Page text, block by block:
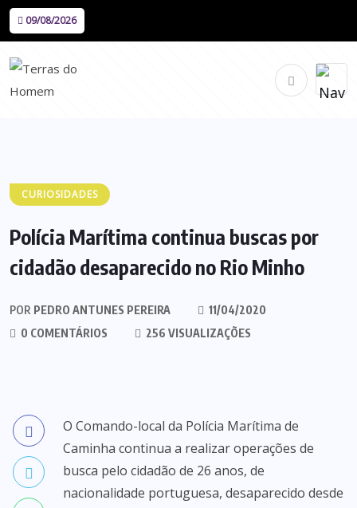
09/08/2026
CURIOSIDADES
Polícia Marítima continua buscas por
cidadão desaparecido no Rio Minho
POR PEDRO ANTUNES PEREIRA
11/04/2020
0 COMENTÁRIOS
256 VISUALIZAÇÕES
O Comando-local da Polícia Marítima de
Caminha continua a realizar operações de
busca pelo cidadão de 26 anos, de
nacionalidade portuguesa, desaparecido desde